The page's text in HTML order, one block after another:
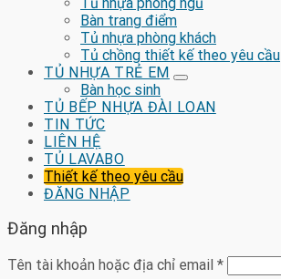
Bàn trang điểm
Tủ nhựa phòng khách
Tủ chồng thiết kế theo yêu cầu
TỦ NHỰA TRẺ EM
Bàn học sinh
TỦ BẾP NHỰA ĐÀI LOAN
TIN TỨC
LIÊN HỆ
TỦ LAVABO
Thiết kế theo yêu cầu
ĐĂNG NHẬP
Đăng nhập
Tên tài khoản hoặc địa chỉ email *